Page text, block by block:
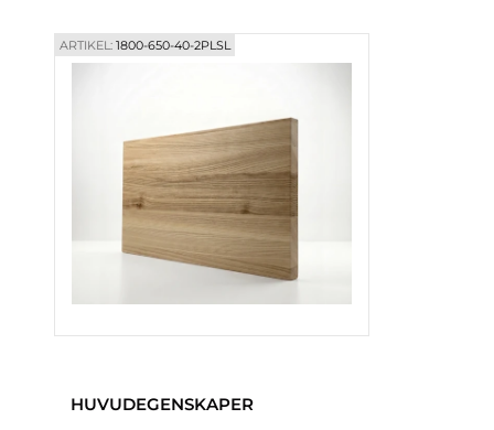
ARTIKEL:1800-650-40-2PLSL
HUVUDEGENSKAPER